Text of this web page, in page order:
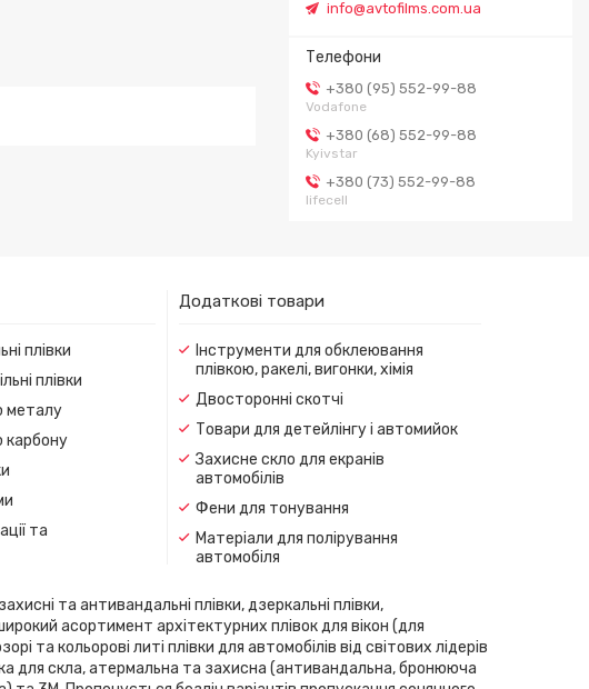
info@avtofilms.com.ua
+380 (95) 552-99-88
Vodafone
+380 (68) 552-99-88
Kyivstar
+380 (73) 552-99-88
lifecell
плівки
плівки
металу
карбону
та
Додаткові товари
Інструменти для обклеювання
плівкою, ракелі, вигонки, хімія
Двосторонні скотчі
Товари для детейлінгу і автомийок
Захисне скло для екранів
автомобілів
Фени для тонування
Матеріали для полірування
автомобіля
та антивандальні плівки, дзеркальні плівки,
асортимент архітектурних плівок для вікон (для
та кольорові литі плівки для автомобілів від світових лідерів
для скла, атермальна та захисна (антивандальна, бронююча